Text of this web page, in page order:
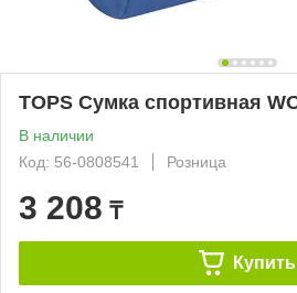
TOPS Сумка спортивная
В наличии
Код: 56-0808541
Розница
3 208 ₸
Купить